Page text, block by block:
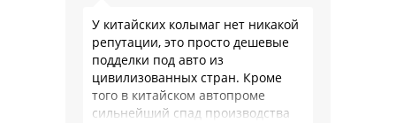
У китайских колымаг нет никакой
репутации, это просто дешевые
подделки под авто из
цивилизованных стран. Кроме
того в китайском автопроме
сильнейший спад производства